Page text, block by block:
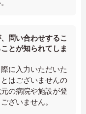
問い合わせするこ
とが知られてしま
に入力いただいた
はございませんの
の病院や施設が登
ざいません。